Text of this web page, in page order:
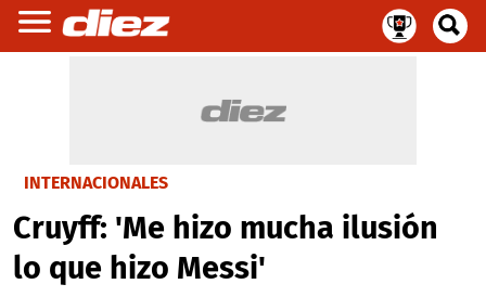
INTERNACIONALES
Cruyff: 'Me hizo mucha ilusión
lo que hizo Messi'